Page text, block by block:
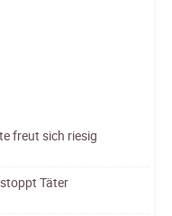
freut sich riesig
Täter